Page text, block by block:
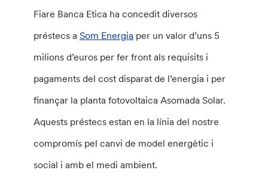
Fiare Banca Etica ha concedit diversos
préstecs aSom Energia per un valor d’uns 5
milions d’euros per fer front als requisits i
pagaments del cost disparat de l’energia i per
finançar la planta fotovoltaica Asomada Solar.
Aquests préstecs estan en la línia del nostre
compromís pel canvi de model energètic i
social i amb el medi ambient.